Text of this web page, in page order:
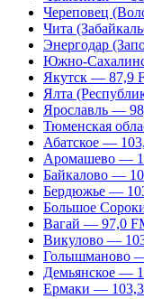
Череповец
Чита
Энергодар
Южно-
Якутск — 87,9
Ялта
Ярославль —
Тюменская
Абатское —
Аромашево —
Байкалово —
Бердюжье —
Большое
Вагай — 97,0
Викулово —
Голышманово
Демьянское —
Ермаки —